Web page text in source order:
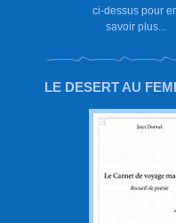
ci-dessus pour
savoir plus...
LE DESERT AU